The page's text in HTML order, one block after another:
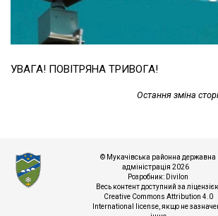
УВАГА! ПОВІТРЯНА ТРИВОГА!
Остання зміна
© Мукачівська районна державна
адміністрація 2026
Розробник: Divilon
Весь контент доступний за
Creative Commons Attribution 4.0
International license, якщо не